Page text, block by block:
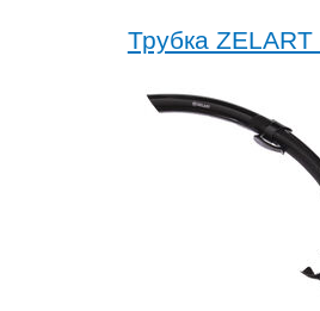
Трубка ZELART